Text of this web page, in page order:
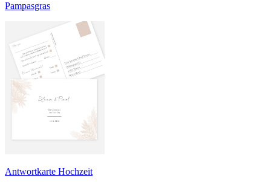
Pampasgras
Antwortkarte Hochzeit